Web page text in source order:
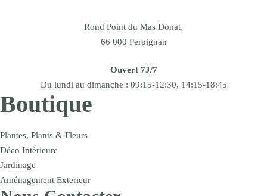
Rond Point du Mas Donat,
66 000 Perpignan
Ouvert 7J/7
Du lundi au dimanche : 09:15-12:30, 14:15-18:45
Boutique
Plantes, Plants & Fleurs
Déco Intérieure
Jardinage
Aménagement Exterieur